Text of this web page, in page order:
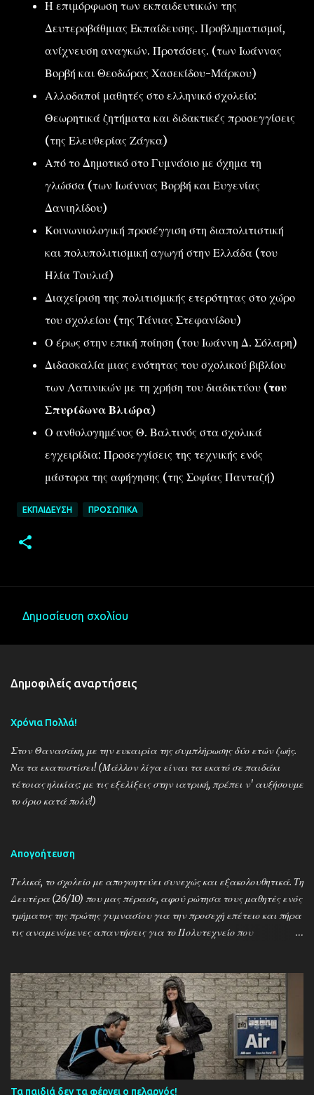
Η επιμόρφωση των εκπαιδευτικών της
Δευτεροβάθμιας Εκπαίδευσης. Προβληματισμοί,
ανίχνευση αναγκών. Προτάσεις. (των Ιωάννας
Βορβή και Θεοδώρας Χασεκίδου-Μάρκου)
Αλλοδαποί μαθητές στο ελληνικό σχολείο:
Θεωρητικά ζητήματα και διδακτικές προσεγγίσεις
(της Ελευθερίας Ζάγκα)
Από το Δημοτικό στο Γυμνάσιο με όχημα τη
γλώσσα (των Ιωάννας Βορβή και Ευγενίας
Δανιηλίδου)
Κοινωνιολογική προσέγγιση στη διαπολιτιστική
και πολυπολιτισμική αγωγή στην Ελλάδα (του
Ηλία Τουλιά)
Διαχείριση της πολιτισμικής ετερότητας στο χώρο
του σχολείου (της Τάνιας Στεφανίδου)
Ο έρως στην επική ποίηση (του Ιωάννη Δ. Σόλαρη)
Διδασκαλία μιας ενότητας του σχολικού βιβλίου
των Λατινικών με τη χρήση του διαδικτύου (του
Σπυρίδωνα Βλιώρα)
Ο ανθολογημένος Θ. Βαλτινός στα σχολικά
εγχειρίδια: Προσεγγίσεις της τεχνικής ενός
μάστορα της αφήγησης (της Σοφίας Πανταζή)
ΕΚΠΑΊΔΕΥΣΗ ΠΡΟΣΩΠΙΚΆ
λ
α
Δημοσίευση σχολίου
Δημοφιλείς αναρτήσεις
Χρόνια Πολλά!
Στον Θανασάκη, με την ευκαιρία της συμπλήρωσης δύο ετών ζωής.
Να τα εκατοστίσει! (Μάλλον λίγα είναι τα εκατό σε παιδάκι
τέτοιας ηλικίας: με τις εξελίξεις στην ιατρική, πρέπει ν' αυξήσουμε
το όριο κατά πολύ!)
Απογοήτευση
Τελικά, το σχολείο με απογοητεύει συνεχώς και εξακολουθητικά. Τη
Δευτέρα (26/10) που μας πέρασε, αφού ρώτησα τους μαθητές ενός
τμήματος της πρώτης γυμνασίου για την προσεχή επέτειο και πήρα
τις αναμενόμενες απαντήσεις για το Πολυτεχνείο που
που είχαμε και σύντομα και περιεκτικά τούς μίλησα για τον 2ο
Παγκόσμιο, τον Εμμανουέλε Γκράτσι, τον Μεταξά, το «Alors, c'est
la guerre!» (…) την εαρινή επίθεση, την Κατοχή (στην Ελλάδα και
ειδικά στην Καλαμπάκα), την πυρπόληση της πόλης μας, την
απελευθέρωση, τον εμφύλιο. Τα γράψαμε στον πίνακα, τα
εξηγήσαμε, ρωτούσαν, απαντούσα κ.λπ. Την άλλη μέρα, στην
σχετική σχολική γιορτή, άκουσαν για τα γεγονότα, είδαν βίντεο
Τα παιδιά δεν τα φέρνει ο πελαργός!